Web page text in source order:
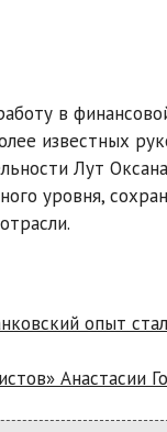
в
известных
Лут
уровня,
опыт
Анастасии